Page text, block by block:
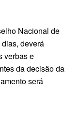
Nacional de
deverá
verbas e
da decisão da
será